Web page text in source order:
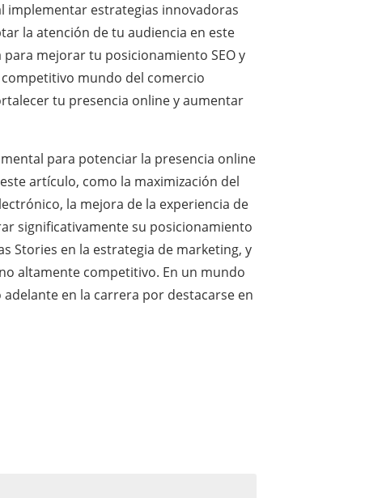
implementar estrategias innovadoras
la atención de tu audiencia en este
mejorar tu posicionamiento SEO y
mundo del comercio
tu presencia online y aumentar
para potenciar la presencia online
artículo, como la maximización del
la mejora de la experiencia de
significativamente su posicionamiento
Stories en la estrategia de marketing, y
altamente competitivo. En un mundo
en la carrera por destacarse en